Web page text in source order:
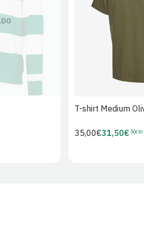
T-shirt Medium
Preço
35,00€Preço
31,50€ Sócio